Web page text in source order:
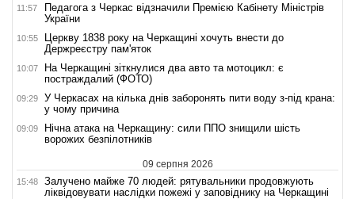
11:57
Педагога з Черкас відзначили Премією Кабінету Міністрів
України
10:55
Церкву 1838 року на Черкащині хочуть внести до
Держреєстру пам'яток
10:07
На Черкащині зіткнулися два авто та мотоцикл: є
постраждалий (ФОТО)
09:29
У Черкасах на кілька днів заборонять пити воду з-під крана:
у чому причина
09:09
Нічна атака на Черкащину: сили ППО знищили шість
ворожих безпілотників
09 серпня 2026
15:48
Залучено майже 70 людей: рятувальники продовжують
ліквідовувати наслідки пожежі у заповіднику на Черкащині